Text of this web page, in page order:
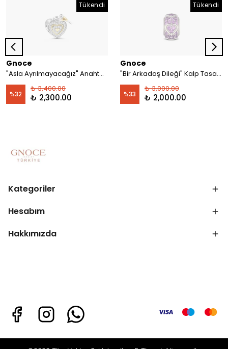
Tükendi
Gnoce
"Asla Ayrılmayacağız" Anahtar ve Kilit Charm, 925 Ayar Gümüş
%32
₺ 3,400.00
₺ 2,300.00
Tükendi
Gnoce
"Bir Arkadaş Dileği" Kalp Tasarımlı ve Işıltılı Ametist Taşlarla İşlenmiş Charm, 925 Ayar Gümüş
%33
₺ 3,000.00
₺ 2,000.00
Kategoriler
Hesabım
Hakkımızda